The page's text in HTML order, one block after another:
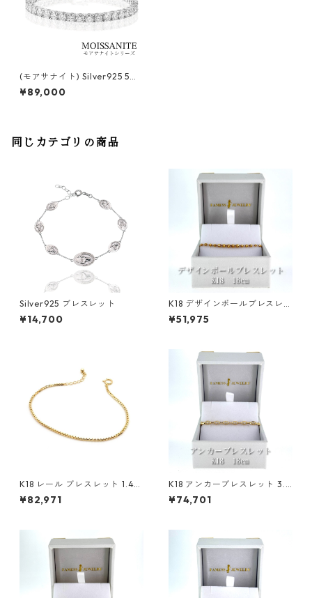
(モアサナイト) Silver925 5m
m 20cm ブレスレット
¥89,000
同じカテゴリの商品
Silver925 ブレスレット
¥14,700
K18 デザインボールブレスレッ
ト 1.8〜2.7mm
¥51,975
K18 レール ブレスレット 1.4m
m
¥82,971
K18 アンカーブレスレット 3.4
mm
¥74,701